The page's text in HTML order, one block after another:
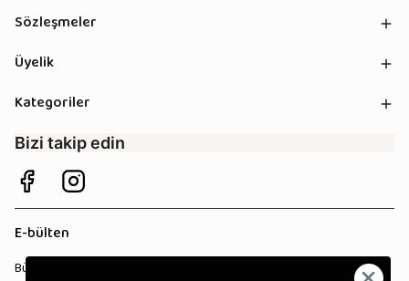
Sözleşmeler
Üyelik
Kategoriler
Bizi takip edin
E-bülten
Bültenimize kaydolun, tüm kampanyalardan anında haberdar olun!